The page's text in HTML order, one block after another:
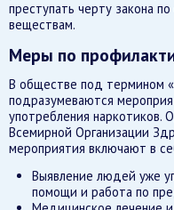
преступать черту закона
веществам.
Меры по
В обществе под термином
подразумеваются
употребления наркотиков.
Всемирной Организации
мероприятия включают в
Выявление людей уже
помощи и работа по